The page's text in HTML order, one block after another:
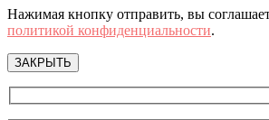
Нажимая кнопку отправить, вы
политикой конфиденциальности.
ЗАКРЫТЬ